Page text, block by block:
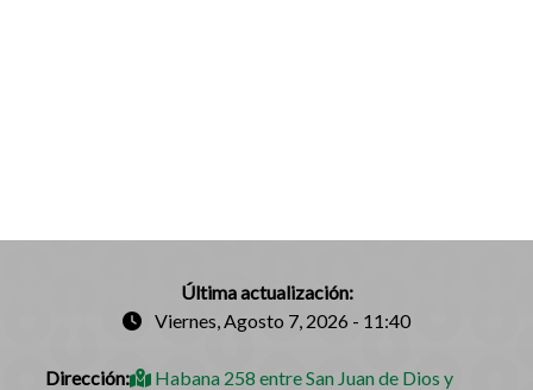
Última actualización:
Viernes, Agosto 7, 2026 - 11:40
Dirección:
Habana 258 entre San Juan de Dios y